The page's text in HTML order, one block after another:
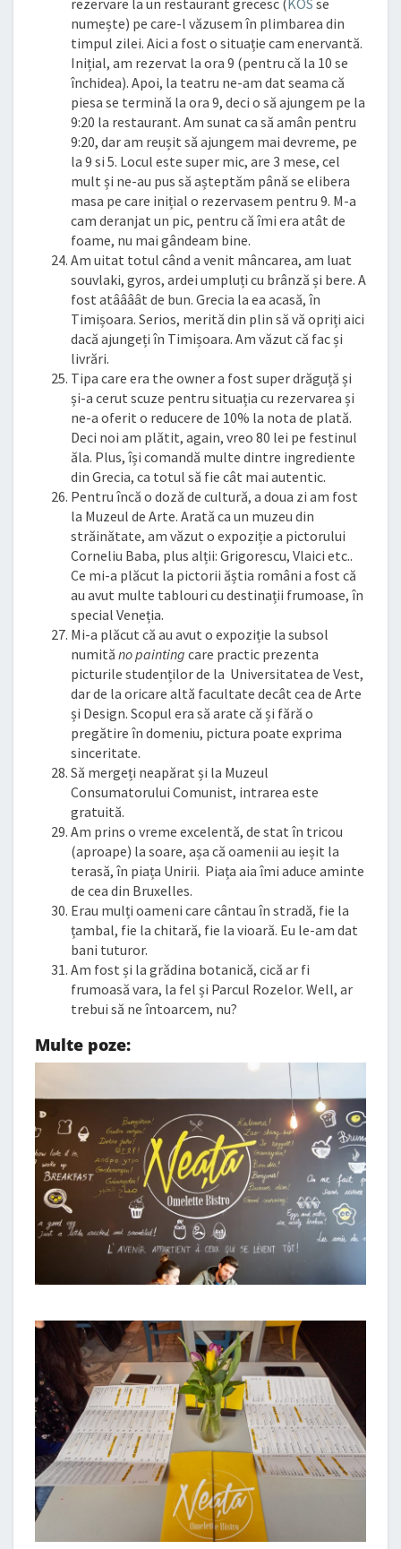
rezervare la un restaurant grecesc ( KOS se
numește) pe care-l văzusem în plimbarea din
timpul zilei. Aici a fost o situație cam enervantă.
Inițial, am rezervat la ora 9 (pentru că la 10 se
închidea). Apoi, la teatru ne-am dat seama că
piesa se termină la ora 9, deci o să ajungem pe la
9:20 la restaurant. Am sunat ca să amân pentru
9:20, dar am reușit să ajungem mai devreme, pe
la 9 si 5. Locul este super mic, are 3 mese, cel
mult și ne-au pus să așteptăm până se elibera
masa pe care inițial o rezervasem pentru 9. M-a
cam deranjat un pic, pentru că îmi era atât de
foame, nu mai gândeam bine.
Am uitat totul când a venit mâncarea, am luat
souvlaki, gyros, ardei umpluți cu brânză și bere. A
fost atâââât de bun. Grecia la ea acasă, în
Timișoara. Serios, merită din plin să vă opriți aici
dacă ajungeți în Timișoara. Am văzut că fac și
livrări.
Tipa care era the owner a fost super drăguță și
și-a cerut scuze pentru situația cu rezervarea și
ne-a oferit o reducere de 10% la nota de plată.
Deci noi am plătit, again, vreo 80 lei pe festinul
ăla. Plus, își comandă multe dintre ingrediente
din Grecia, ca totul să fie cât mai autentic.
Pentru încă o doză de cultură, a doua zi am fost
la Muzeul de Arte. Arată ca un muzeu din
străinătate, am văzut o expoziție a pictorului
Corneliu Baba, plus alții: Grigorescu, Vlaici etc..
Ce mi-a plăcut la pictorii ăștia români a fost că
au avut multe tablouri cu destinații frumoase, în
special Veneția.
Mi-a plăcut că au avut o expoziție la subsol
numită no painting care practic prezenta
picturile studenților de la Universitatea de Vest,
dar de la oricare altă facultate decât cea de Arte
și Design. Scopul era să arate că și fără o
pregătire în domeniu, pictura poate exprima
sinceritate.
Să mergeți neapărat și la Muzeul
Consumatorului Comunist, intrarea este
gratuită.
Am prins o vreme excelentă, de stat în tricou
(aproape) la soare, așa că oamenii au ieșit la
terasă, în piața Unirii. Piața aia îmi aduce aminte
de cea din Bruxelles.
Erau mulți oameni care cântau în stradă, fie la
țambal, fie la chitară, fie la vioară. Eu le-am dat
bani tuturor.
Am fost și la grădina botanică, cică ar fi
frumoasă vara, la fel și Parcul Rozelor. Well, ar
trebui să ne întoarcem, nu?
Multe poze: